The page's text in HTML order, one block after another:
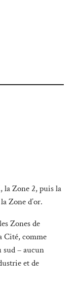
la Zone 2, puis la
Zone d’or.
Zones de
Cité, comme
– aucun
et de